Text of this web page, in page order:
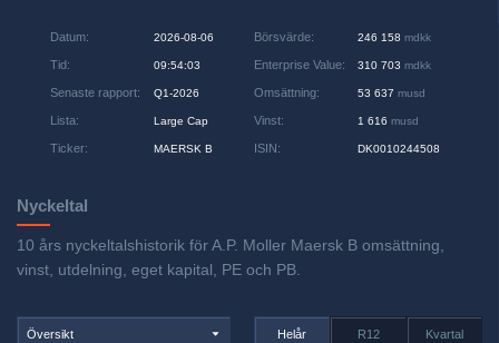
Datum: 2026-08-06
Tid: 09:54:03
Senaste rapport: Q1-2026
Lista: Large Cap
Ticker: MAERSK B
Börsvärde: 246 158 mdkk
Enterprise Value: 310 703 mdkk
Omsättning: 53 637 musd
Vinst: 1 616 musd
ISIN: DK0010244508
Nyckeltal
10 års nyckeltalshistorik för A.P. Moller Maersk B omsättning,
vinst, utdelning, eget kapital, PE och PB.
Översikt Helår R12 Kvartal